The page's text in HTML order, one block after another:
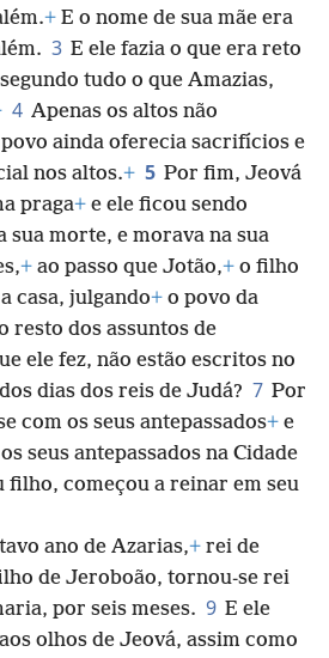
+ E o nome de sua mãe era
3 E ele fazia o que era reto
tudo o que Amazias,
4 Apenas os altos não
ainda oferecia sacrifícios e
nos altos.+ 5 Por fim, Jeová
praga+ e ele ficou sendo
sua morte, e morava na sua
+ ao passo que Jotão,+ o filho
casa, julgando+ o povo da
resto dos assuntos de
ele fez, não estão escritos no
dias dos reis de Judá? 7 Por
com os seus antepassados+ e
seus antepassados na Cidade
filho, começou a reinar em seu
ano de Azarias,+ rei de
de Jeroboão, tornou-se rei
por seis meses. 9 E ele
olhos de Jeová, assim como